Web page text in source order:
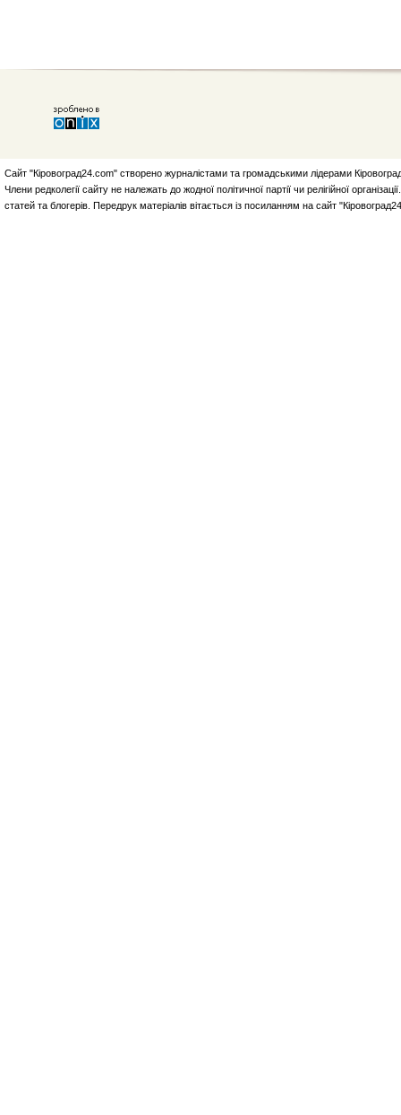
Сайт "Кіровоград24.com" створено журналістами та громадськими лідерами
Члени редколегії сайту не належать до жодної політичної партії чи релігійної
статей та блогерів. Передрук матеріалів вітається із посиланням на сайт